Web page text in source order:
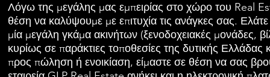
Λόγω της μεγάλης μας εμπειρίας στο χώρο του Real
θέση να καλύψουμε με επιτυχία τις ανάγκες σας.
μία μεγάλη γκάμα ακινήτων (ξενοδοχειακές μονάδες,
κυρίως σε παράκτιες τοποθεσίες της δυτικής
προς πώληση ή ενοικίαση, είμαστε σε θέση να σας